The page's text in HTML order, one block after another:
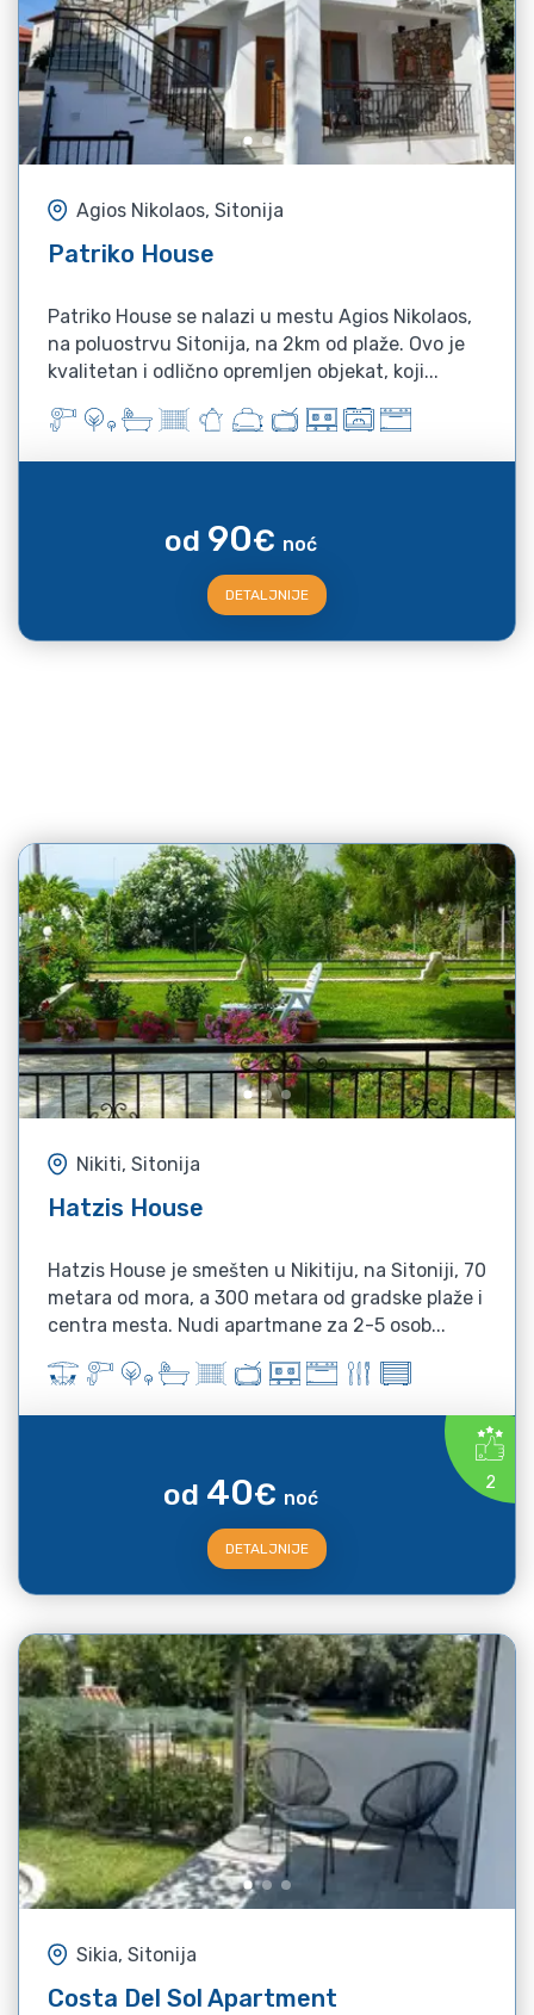
Agios Nikolaos, Sitonija
Patriko House
Patriko House se nalazi u mestu Agios Nikolaos,
na poluostrvu Sitonija, na 2km od plaže. Ovo je
kvalitetan i odlično opremljen objekat, koji...
od 90€ noć
DETALJNIJE
Nikiti, Sitonija
Hatzis House
Hatzis House je smešten u Nikitiju, na Sitoniji, 70
metara od mora, a 300 metara od gradske plaže i
centra mesta. Nudi apartmane za 2-5 osob...
2
od 40€ noć
DETALJNIJE
Sikia, Sitonija
Costa Del Sol Apartment